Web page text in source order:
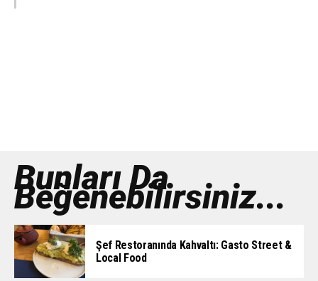
Bunları Da
Beğenebilirsiniz...
Şef Restoranında Kahvaltı: Gasto Street &
Local Food